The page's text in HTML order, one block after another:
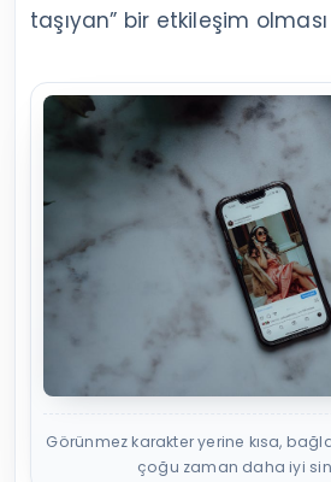
taşıyan” bir etkileşim
Görünmez karakter yerine kısa,
çoğu zaman daha iyi